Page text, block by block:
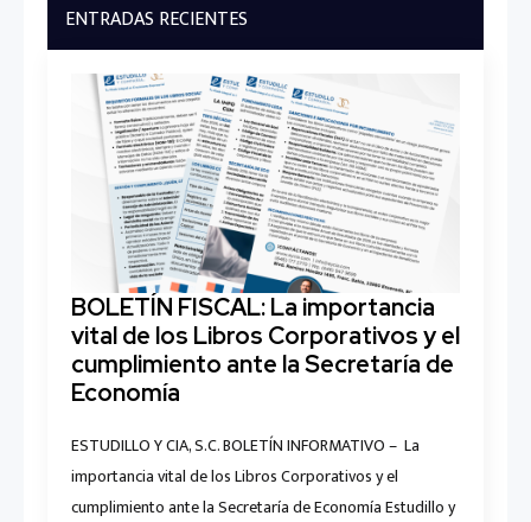
ENTRADAS RECIENTES
BOLETÍN FISCAL: La importancia
vital de los Libros Corporativos y el
cumplimiento ante la Secretaría de
Economía
ESTUDILLO Y CIA, S.C. BOLETÍN INFORMATIVO – La
importancia vital de los Libros Corporativos y el
cumplimiento ante la Secretaría de Economía Estudillo y